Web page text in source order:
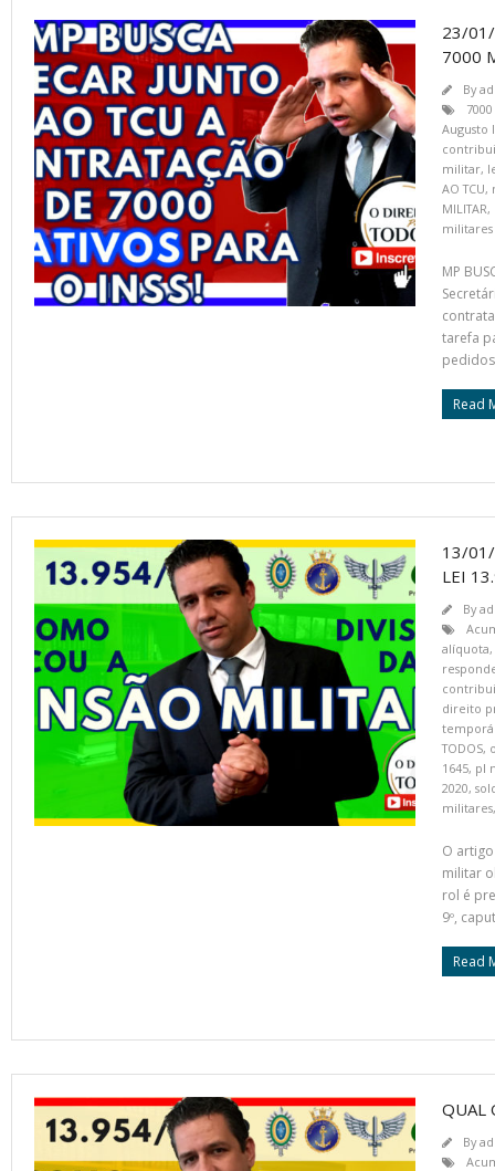
23/01/
7000
By
Augusto
militar,
AO TCU,
MILITAR,
militares
MP
tarefa
Read
13/01/
LEI
By
alíquota,
direito
TODOS,
1645, pl
2020,
militares
O
militar
rol é
9º,
Read
QUAL
By